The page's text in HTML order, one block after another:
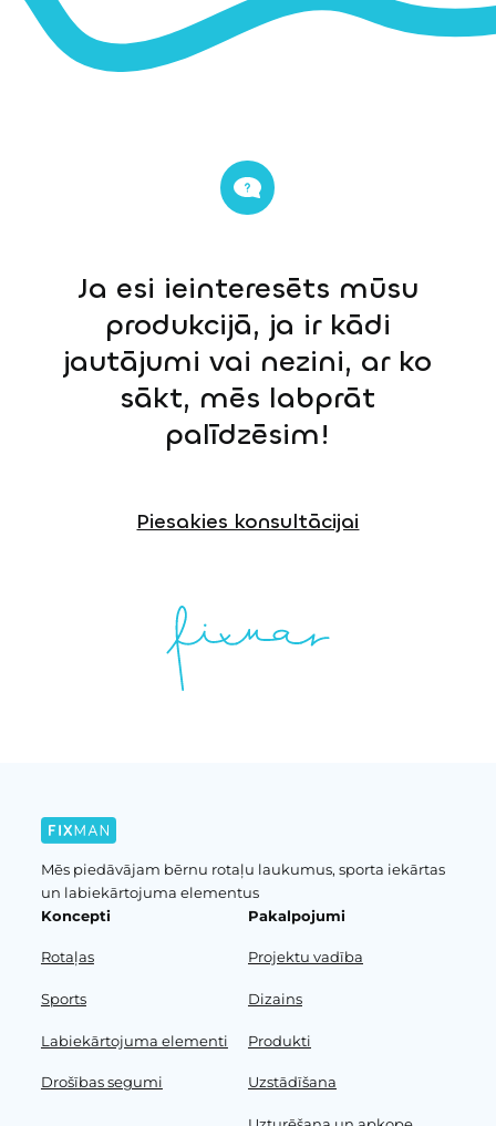
Ja esi ieinteresēts mūsu
produkcijā, ja ir kādi
jautājumi vai nezini, ar ko
sākt, mēs labprāt
palīdzēsim!
Piesakies konsultācijai
Mēs piedāvājam bērnu rotaļu laukumus, sporta iekārtas
un labiekārtojuma elementus
Koncepti
Rotaļas
Sports
Labiekārtojuma elementi
Drošības segumi
Pakalpojumi
Projektu vadība
Dizains
Produkti
Uzstādīšana